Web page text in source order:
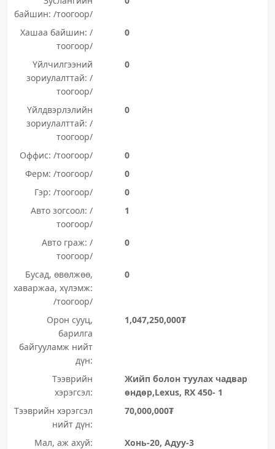
байшин: /тоогоор/
Хашаа байшин: /
тоогоор/
0
Үйлчилгээний
зориулалттай: /
тоогоор/
0
Үйлдвэрлэлийн
зориулалттай: /
тоогоор/
0
Оффис: /тоогоор/
0
Ферм: /тоогоор/
0
Гэр: /тоогоор/
0
Авто зогсоол: /
тоогоор/
1
Авто граж: /
тоогоор/
0
Бусад, өвөлжөө,
хаваржаа, хүлэмж:
/тоогоор/
0
Орон сууц,
барилга
байгууламж нийт
дүн:
1,047,250,000₮
Тээврийн
хэрэгсэл:
Жийп болон туулах чадвар
өндөр,Lexus, RX 450- 1
Тээврийн хэрэгсэл
нийт дүн:
70,000,000₮
Мал, аж ахуй:
Хонь-20, Адуу-3